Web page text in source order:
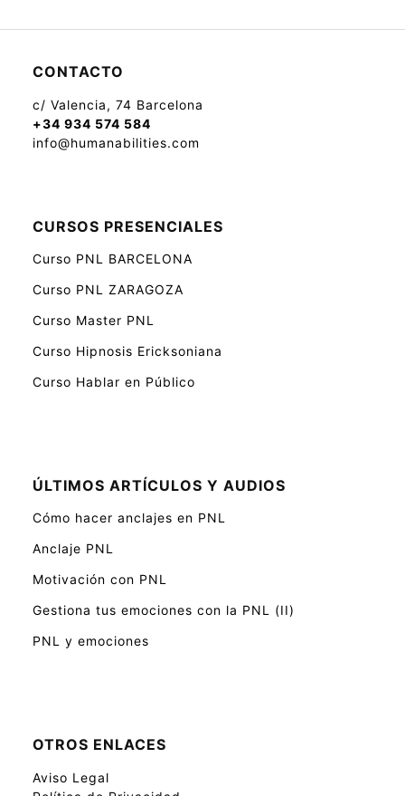
CONTACTO
c/ Valencia, 74 Barcelona
+34 934 574 584
info@humanabilities.com
CURSOS PRESENCIALES
Curso PNL BARCELONA
Curso PNL ZARAGOZA
Curso Master PNL
Curso Hipnosis Ericksoniana
Curso Hablar en Público
ÚLTIMOS ARTÍCULOS Y AUDIOS
Cómo hacer anclajes en PNL
Anclaje PNL
Motivación con PNL
Gestiona tus emociones con la PNL (II)
PNL y emociones
OTROS ENLACES
Aviso Legal